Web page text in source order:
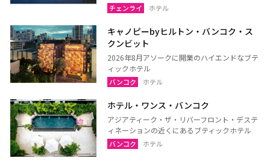
パヤオ
プレー
ペッチャブーン
ピチット
ウッタラディット
ウタイターニー
ウドーンターニー
コーンケーン
ナコーンラーチャシーマー
（コラート）
ウボンラーチャターニー
（ウボン）
チェンライ ホテル
キャノピーbyヒルトン・バンコク・ス
クンビット
2026年8月アソークに開業のハイエンドなブテ
ィックホテル
バンコク ホテル
ホテル・ワンス・バンコク
アジアティーク・ザ・リバーフロント・デステ
ィネーションの近くにあるブティックホテル
バンコク ホテル